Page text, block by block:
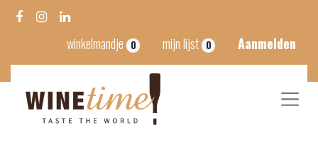
winkelmandje 0 mijn lijst 0 Aanmelden